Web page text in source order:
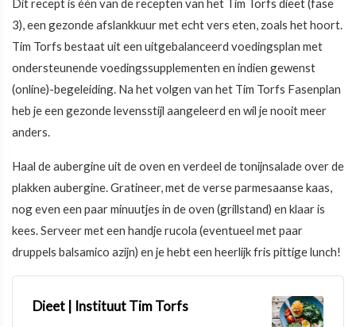
3) , een gezonde afslankkuur met echt vers eten, zoals het hoort.
Tim Torfs bestaat uit een uitgebalanceerd voedingsplan met
ondersteunende voedingssupplementen en indien gewenst
(online)-begeleiding. Na het volgen van het Tim Torfs Fasenplan
heb je een gezonde levensstijl aangeleerd en wil je nooit meer
anders.
Haal de aubergine uit de oven en verdeel de tonijnsalade over de
plakken aubergine. Gratineer, met de verse parmesaanse kaas,
nog even een paar minuutjes in de oven (grillstand) en klaar is
kees. Serveer met een handje rucola (eventueel met paar
druppels balsamico azijn) en je hebt een heerlijk fris pittige lunch!
Dieet | Instituut Tim Torfs